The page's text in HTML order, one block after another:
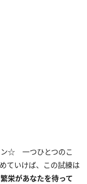
ン☆ 一つひとつのこ
ていけば、この試練は
栄があなたを待って